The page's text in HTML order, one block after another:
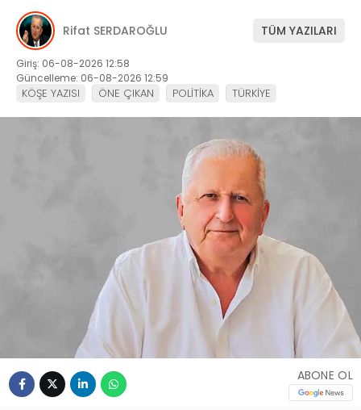
Rifat SERDAROĞLU TÜM YAZILARI
Giriş: 06-08-2026 12:58
Güncelleme: 06-08-2026 12:59
KÖŞE YAZISI ÖNE ÇIKAN POLİTİKA TÜRKİYE
ABONE OL